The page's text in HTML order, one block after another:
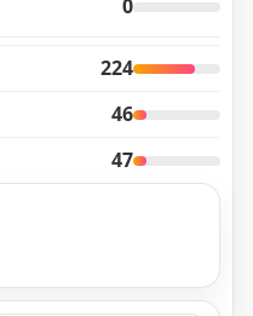
0
224
46
47